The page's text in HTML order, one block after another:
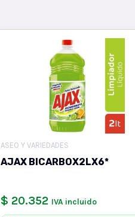
ASEO Y VARIEDADES
AJAX BICARBOX2LX6*
$ 20.352 IVA incluido